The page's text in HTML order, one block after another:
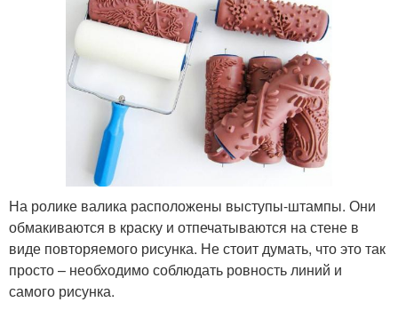
На ролике валика расположены выступы-штампы. Они
обмакиваются в краску и отпечатываются на стене в
виде повторяемого рисунка. Не стоит думать, что это так
просто – необходимо соблюдать ровность линий и
самого рисунка.